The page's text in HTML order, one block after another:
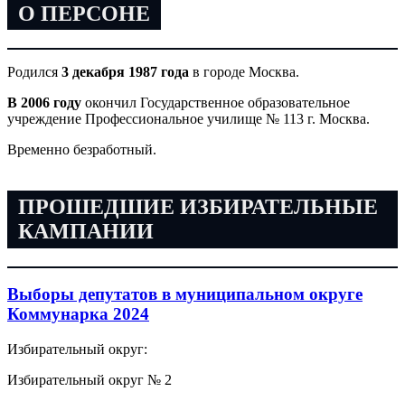
О ПЕРСОНЕ
Родился 3 декабря 1987 года в городе Москва.
В 2006 году окончил Государственное образовательное
учреждение Профессиональное училище № 113 г. Москва.
Временно безработный.
ПРОШЕДШИЕ ИЗБИРАТЕЛЬНЫЕ
КАМПАНИИ
Выборы депутатов в муниципальном округе
Коммунарка 2024
Избирательный округ:
Избирательный округ № 2